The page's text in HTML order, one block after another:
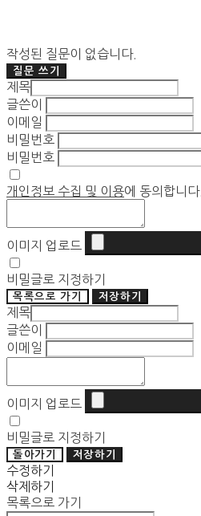
작성된 질문이 없습니다.
질문 쓰기
제목
글쓴이
이메일
비밀번호
비밀번호
개인정보 수집 및 이용에 동의합니다.
이미지 업로드
비밀글로 지정하기
목록으로 가기 저장하기
제목
글쓴이
이메일
이미지 업로드
비밀글로 지정하기
돌아가기 저장하기
수정하기
삭제하기
목록으로 가기